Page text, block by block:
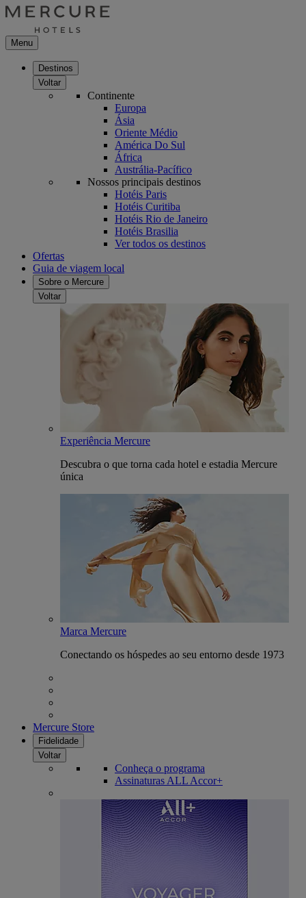
Menu
Destinos
Voltar
Continente
Europa
Ásia
Oriente Médio
América Do Sul
África
Austrália-Pacífico
Nossos principais destinos
Hotéis Paris
Hotéis Curitiba
Hotéis Rio de Janeiro
Hotéis Brasilia
Ver todos os destinos
Ofertas
Guia de viagem local
Sobre o Mercure
Voltar
Experiência Mercure
Descubra o que torna cada hotel e estadia Mercure
única
Marca Mercure
Conectando os hóspedes ao seu entorno desde 1973
Mercure Store
Fidelidade
Voltar
Conheça o programa
Assinaturas ALL Accor+